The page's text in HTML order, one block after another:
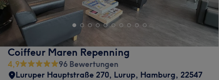
Coiffeur Maren Repenning
4,9
96 Bewertungen
Luruper Hauptstraße 270, Lurup, Hamburg, 22547